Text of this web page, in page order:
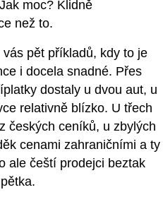
moc? Klidně
než to.
pět příkladů, kdy to je
i docela snadné. Přes
dostaly u dvou aut, u
relativně blízko. U třech
českých ceníků, u zbylých
cenami zahraničními a ty
ale čeští prodejci beztak